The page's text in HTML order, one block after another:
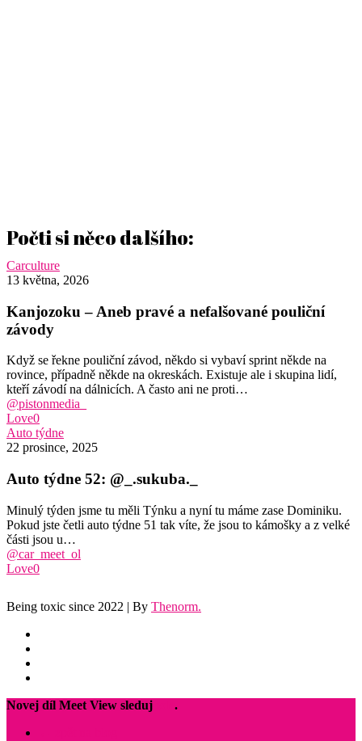
Počti si něco dalšího:
CarcultureKanjozoku
–
pravé
závody
13 května, 2026
Kanjozoku – Aneb pravé a nefalšované pouliční
závody
Když se řekne pouliční závod, někdo si vybaví sprint někde na
rovince, případně někde na okreskách. Existuje ale i skupina lidí,
kteří závodí na dálnicích. A často ani ne proti…
@pistonmedia_
Love0
Auto týdneAuto
týdne
@_.sukuba._
22 prosince, 2025
Auto týdne 52: @_.sukuba._
Minulý týden jsme tu měli Týnku a nyní tu máme zase Dominiku.
Pokud jste četli auto týdne 51 tak víte, že jsou to kámošky a z velké
části jsou u…
@car_meet_ol
Love0
Being toxic since 2022 | By Thenorm.
Close
Novej díl Meet View sleduj
.